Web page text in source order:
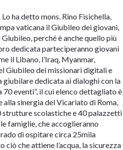
ha detto mons. Rino Fisichella,
vaticana il Giubileo dei giovani,
perché è anche quello più
dedicata parteciperanno giovani
il Libano, l’Iraq, Myanmar,
Giubileo dei missionari digitali e
dedicata ai dialoghi con la
eventi”, il cui elenco dettagliato è
sinergia del Vicariato di Roma,
scolastiche e 40 palazzetti
famiglie, che accoglieranno
di ospitare circa 25mila
che attiene l’acqua, la sicurezza